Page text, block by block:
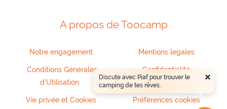
Camping Bouches du Rhône
Camping Alpes de Haute Provence
A propos de Toocamp
Notre engagement Mentions legales
Conditions Générales
d'Utilisation
Confidentialité
Vie privée et Cookies Préférences cookies
×
Discute avec Piaf pour trouver le
camping de tes rêves.